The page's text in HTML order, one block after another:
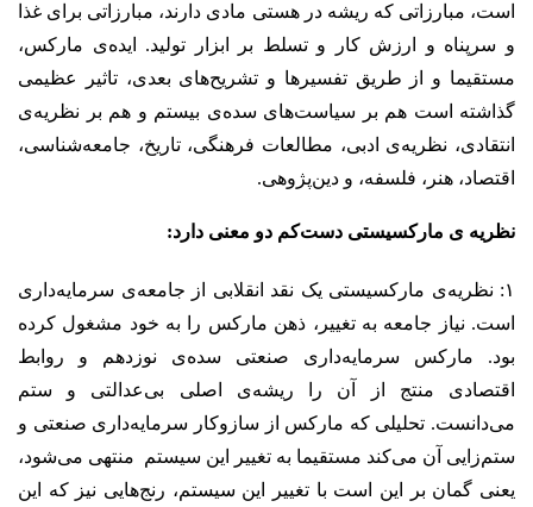
است، مبارزاتی که ریشه در هستی مادی دارند، مبارزاتی برای غذا
و سرپناه و ارزش کار و تسلط بر ابزار تولید.
ایده‌ی مارکس،
مستقیما و از طریق تفسیرها و تشریح‌های بعدی، تاثیر عظیمی
گذاشته است هم بر سیاست‌های سده‌ی بیستم و هم بر نظریه‌ی
انتقادی، نظریه‌ی ادبی، مطالعات فرهنگی، تاریخ، جامعه‌شناسی،
اقتصاد، هنر، فلسفه، و دین‌پژوهی.
نظریه ی مارکسیستی دست‌کم دو معنی دارد:
۱: نظریه‌ی مارکسیستی یک نقد انقلابی از جامعه‌ی سرمایه‌داری
است. نیاز جامعه به تغییر، ذهن مارکس را به خود مشغول کرده
بود. مارکس سرمایه‌داری صنعتی سده‌ی نوزدهم و روابط
اقتصادی منتج از آن را ریشه‌ی اصلی بی‌عدالتی و ستم
می‌دانست. تحلیلی که مارکس از سازوکار سرمایه‌داری صنعتی و
ستم‌زایی آن می‌کند مستقیما به تغییر این سیستم منتهی می‌شود،
یعنی گمان بر این است با تغییر این سیستم، رنج‌هایی نیز که این